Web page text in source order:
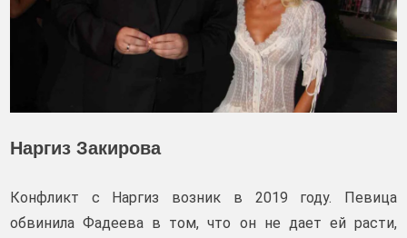
Наргиз Закирова
Конфликт с Наргиз возник в 2019 году. Певица
обвинила Фадеева в том, что он не дает ей расти,